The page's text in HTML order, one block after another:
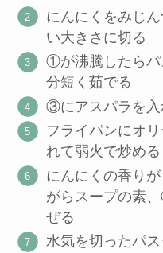
にんにくをみじ
い大きさに切る
①が沸騰したらパ
分短く茹でる
③にアスパラを入
フライパンにオ
れて弱火で炒める
にんにくの香り
がらスープの素
ぜる
水気を切ったパ